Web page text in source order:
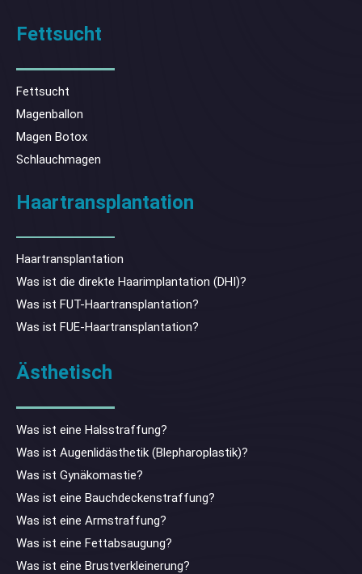
Fettsucht
Fettsucht
Magenballon
Magen Botox
Schlauchmagen
Haartransplantation
Haartransplantation
Was ist die direkte Haarimplantation (DHI)?
Was ist FUT-Haartransplantation?
Was ist FUE-Haartransplantation?
Ästhetisch
Was ist eine Halsstraffung?
Was ist Augenlidästhetik (Blepharoplastik)?
Was ist Gynäkomastie?
Was ist eine Bauchdeckenstraffung?
Was ist eine Armstraffung?
Was ist eine Fettabsaugung?
Was ist eine Brustverkleinerung?